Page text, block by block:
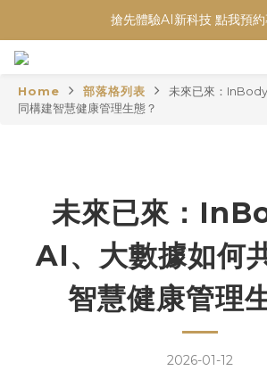
搶先體驗AI新科技 點我預約
Home 部落格列表
未來已來：
同構建智慧健康管理生態？
未來已來：
AI、大數據如何
智慧健康管理
2026-01-12